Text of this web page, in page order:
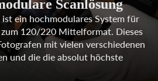
Scanlösung
ist ein hochmodulares System für
120/220 Mittelformat. Dieses
mit vielen verschiedenen
und die die absolut höchste